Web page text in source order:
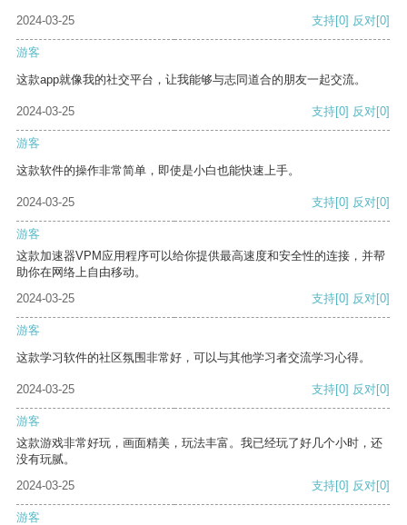
2024-03-25
支持[0] 反对[0]
游客
这款app就像我的社交平台，让我能够与志同道合的朋友一起交流。
2024-03-25 支持[0] 反对[0]
游客
这款软件的操作非常简单，即使是小白也能快速上手。
2024-03-25 支持[0] 反对[0]
游客
这款加速器VPM应用程序可以给你提供最高速度和安全性的连接，并帮
助你在网络上自由移动。
2024-03-25
支持[0] 反对[0]
游客
这款学习软件的社区氛围非常好，可以与其他学习者交流学习心得。
2024-03-25 支持[0] 反对[0]
游客
这款游戏非常好玩，画面精美，玩法丰富。我已经玩了好几个小时，还
没有玩腻。
2024-03-25
支持[0] 反对[0]
游客